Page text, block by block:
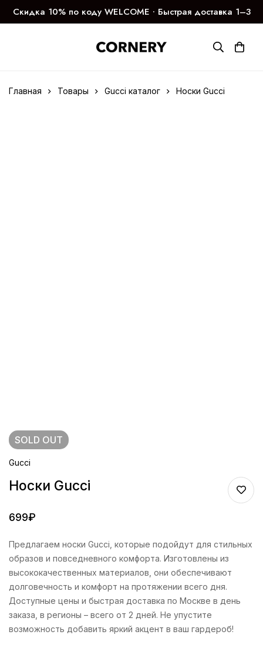
Скидка 10% по коду WELCOME ∙ Быстрая доставка 1–3
дня
Главная Товары Gucci каталог Носки Gucci
SOLD OUT
Gucci
Носки Gucci
699₽
Предлагаем носки Gucci, которые подойдут для стильных
образов и повседневного комфорта. Изготовлены из
высококачественных материалов, они обеспечивают
долговечность и комфорт на протяжении всего дня.
Доступные цены и быстрая доставка по Москве в день
заказа, в регионы – всего от 2 дней. Не упустите
возможность добавить яркий акцент в ваш гардероб!